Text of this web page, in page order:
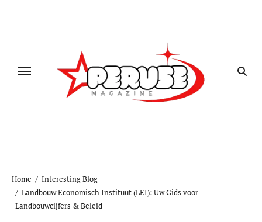
Home
Interesting Blog
Landbouw Economisch Instituut (LEI): Uw Gids voor
Landbouwcijfers & Beleid